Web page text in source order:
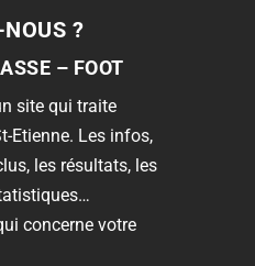
?
– FOOT
site qui traite
Etienne. Les infos,
les résultats, les
concerne votre